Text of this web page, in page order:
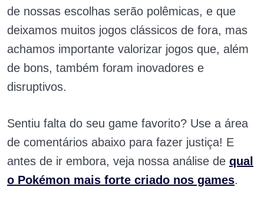
de nossas escolhas serão polêmicas, e que
deixamos muitos jogos clássicos de fora, mas
achamos importante valorizar jogos que, além
de bons, também foram inovadores e
disruptivos.
Sentiu falta do seu game favorito? Use a área
de comentários abaixo para fazer justiça! E
antes de ir embora, veja nossa análise de qual
o Pokémon mais forte criado nos games.